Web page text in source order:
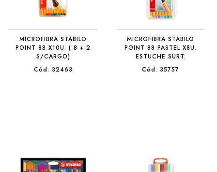
MICROFIBRA STABILO
POINT 88 X10U. ( 8 + 2
S/CARGO)
Cód: 32463
MICROFIBRA STABILO
POINT 88 PASTEL X8U.
ESTUCHE SURT.
Cód: 35757